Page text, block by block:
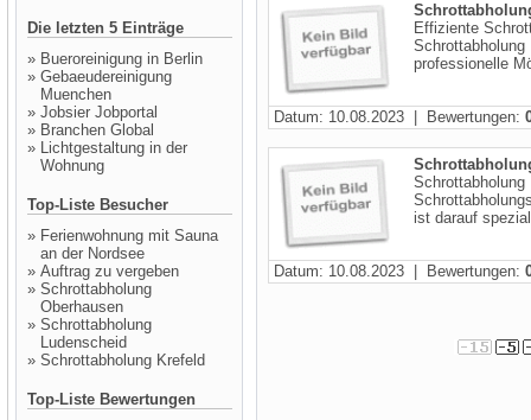
Die letzten 5 Einträge
» Bueroreinigung in Berlin
» Gebaeudereinigung
Muenchen
» Jobsier Jobportal
» Branchen Global
» Lichtgestaltung in der
Wohnung
Top-Liste Besucher
» Ferienwohnung mit Sauna
an der Nordsee
» Auftrag zu vergeben
» Schrottabholung
Oberhausen
» Schrottabholung
Ludenscheid
» Schrottabholung Krefeld
Top-Liste Bewertungen
Effiziente
Schrottabholung
professionelle
Datum: 10.08.2023 | Bewertungen:
ist darauf
Datum: 10.08.2023 | Bewertungen: